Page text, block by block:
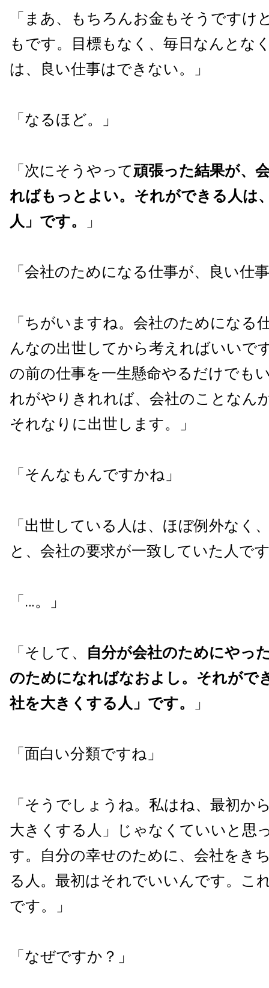
「まあ、もちろんお金もそうですけ
もです。目標もなく、毎日なんとな
は、良い仕事はできない。」
「なるほど。」
「次にそうやって頑張った結果が、
ればもっとよい。それができる人は
人」です。
」
「会社のためになる仕事が、良い仕
「ちがいますね。会社のためになる
んなの出世してから考えればいいで
の前の仕事を一生懸命やるだけでも
れがやりきれれば、会社のことなん
それなりに出世します。」
「そんなもんですかね」
「出世している人は、ほぼ例外なく
と、会社の要求が一致していた人で
「…。」
「そして、
自分が会社のためにやっ
のためになればなおよし。それがで
社を大きくする人 」です。 」
「面白い分類ですね」
「そうでしょうね。私はね、最初か
大きくする人」じゃなくていいと思
す。自分の幸せのために、会社をき
る人。最初はそれでいいんです。こ
です。」
「なぜですか？」